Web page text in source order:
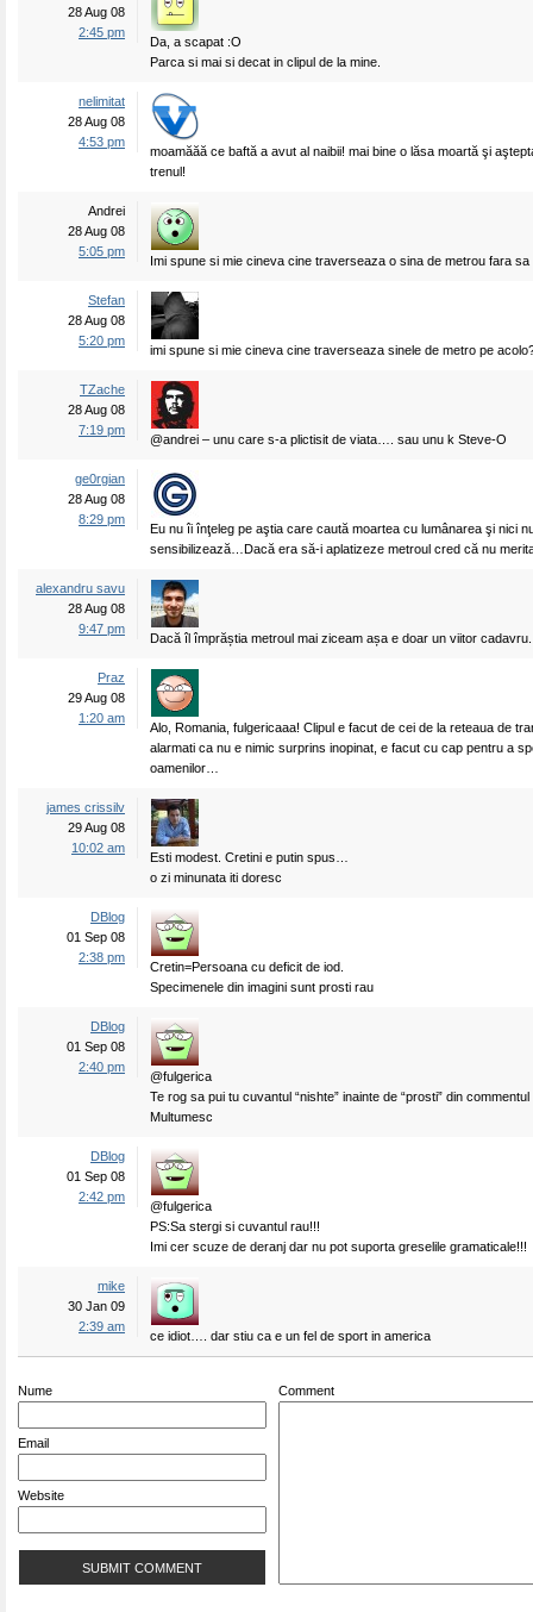
28 Aug 08
2:45 pm
Da, a scapat :O
Parca si mai si decat in clipul de la mine.
nelimitat
28 Aug 08
4:53 pm
moamăăă ce baftă a avut al naibii! mai bine o lăsa moartă şi
trenul!
Andrei
28 Aug 08
5:05 pm
Imi spune si mie cineva cine traverseaza o sina de metrou fara
Stefan
28 Aug 08
5:20 pm
imi spune si mie cineva cine traverseaza sinele de metro pe
TZache
28 Aug 08
7:19 pm
@andrei – unu care s-a plictisit de viata…. sau unu k Steve-O
ge0rgian
28 Aug 08
8:29 pm
Eu nu îi înţeleg pe aştia care caută moartea cu lumânarea şi nici
sensibilizează…Dacă era să-i aplatizeze metroul cred că nu
alexandru savu
28 Aug 08
9:47 pm
Dacă îl împrăștia metroul mai ziceam așa e doar un viitor cadavru.
Praz
29 Aug 08
1:20 am
Alo, Romania, fulgericaaa! Clipul e facut de cei de la reteaua de
alarmati ca nu e nimic surprins inopinat, e facut cu cap pentru a
oamenilor…
james crissilv
29 Aug 08
10:02 am
Esti modest. Cretini e putin spus…
o zi minunata iti doresc
DBlog
01 Sep 08
2:38 pm
Cretin=Persoana cu deficit de iod.
Specimenele din imagini sunt prosti rau
DBlog
01 Sep 08
2:40 pm
@fulgerica
Te rog sa pui tu cuvantul “nishte” inainte de “prosti” din
Multumesc
DBlog
01 Sep 08
2:42 pm
@fulgerica
PS:Sa stergi si cuvantul rau!!!
Imi cer scuze de deranj dar nu pot suporta greselile gramaticale!!!
mike
30 Jan 09
2:39 am
ce idiot…. dar stiu ca e un fel de sport in america
Nume
Email
Website
Comment